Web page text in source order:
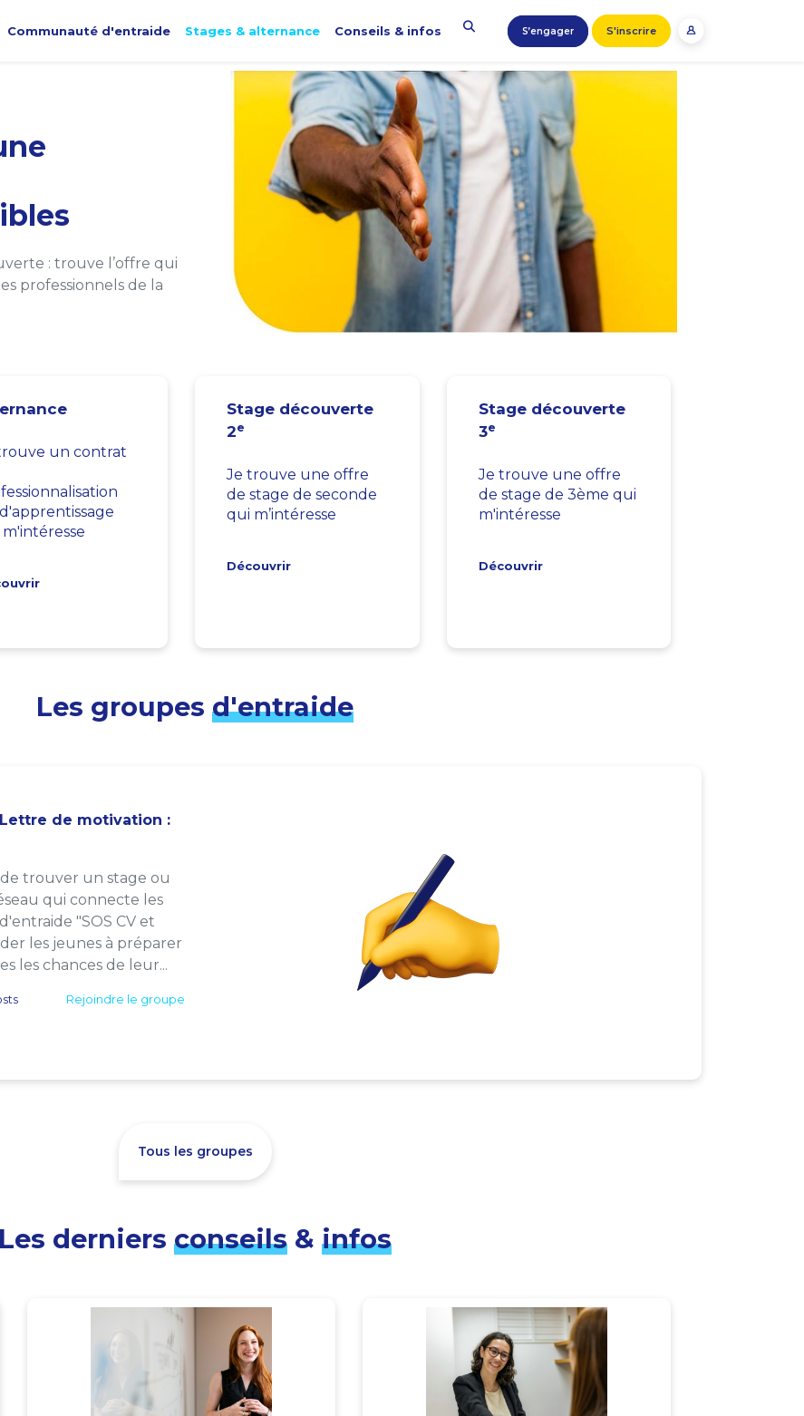
Communauté d'entraide Stages & alternance Conseils & infos S’engager S'inscrire
: trouve l’offre qui
professionnels de la
un contrat
Stage découverte
2e
Je trouve une offre
de stage de seconde
qui m’intéresse
Découvrir
Stage découverte
3e
Je trouve une offre
de stage de 3ème qui
m'intéresse
Découvrir
Les groupes d'entraide
de motivation :
trouver un stage ou
qui connecte les
"SOS CV et
les jeunes à préparer
les chances de leur...
Rejoindre le groupe
Tous les groupes
Les derniers conseils & infos